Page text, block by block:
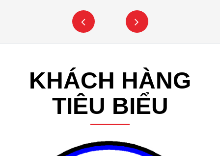
KHÁCH HÀNG
TIÊU BIỂU